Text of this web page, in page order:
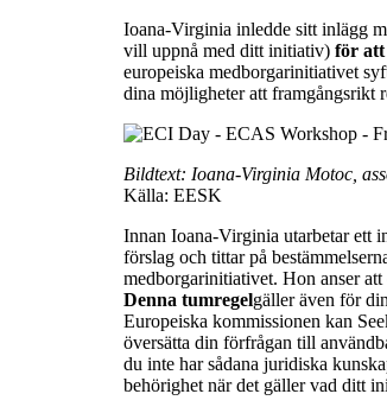
Ioana-Virginia inledde sitt inlägg
vill uppnå med ditt initiativ) för att
europeiska medborgarinitiativet
dina möjligheter att framgångsrikt
Bildtext: Ioana-Virginia Motoc,
Källa: EESK
Innan Ioana-Virginia utarbetar ett
förslag och tittar på
medborgarinitiativet. Hon anser att
Denna tumregelgäller även för
Europeiska kommissionen kan
översätta din förfrågan till
du inte har sådana juridiska
behörighet när det gäller vad ditt